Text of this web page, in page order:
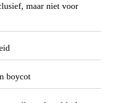
maar niet voor
boycot